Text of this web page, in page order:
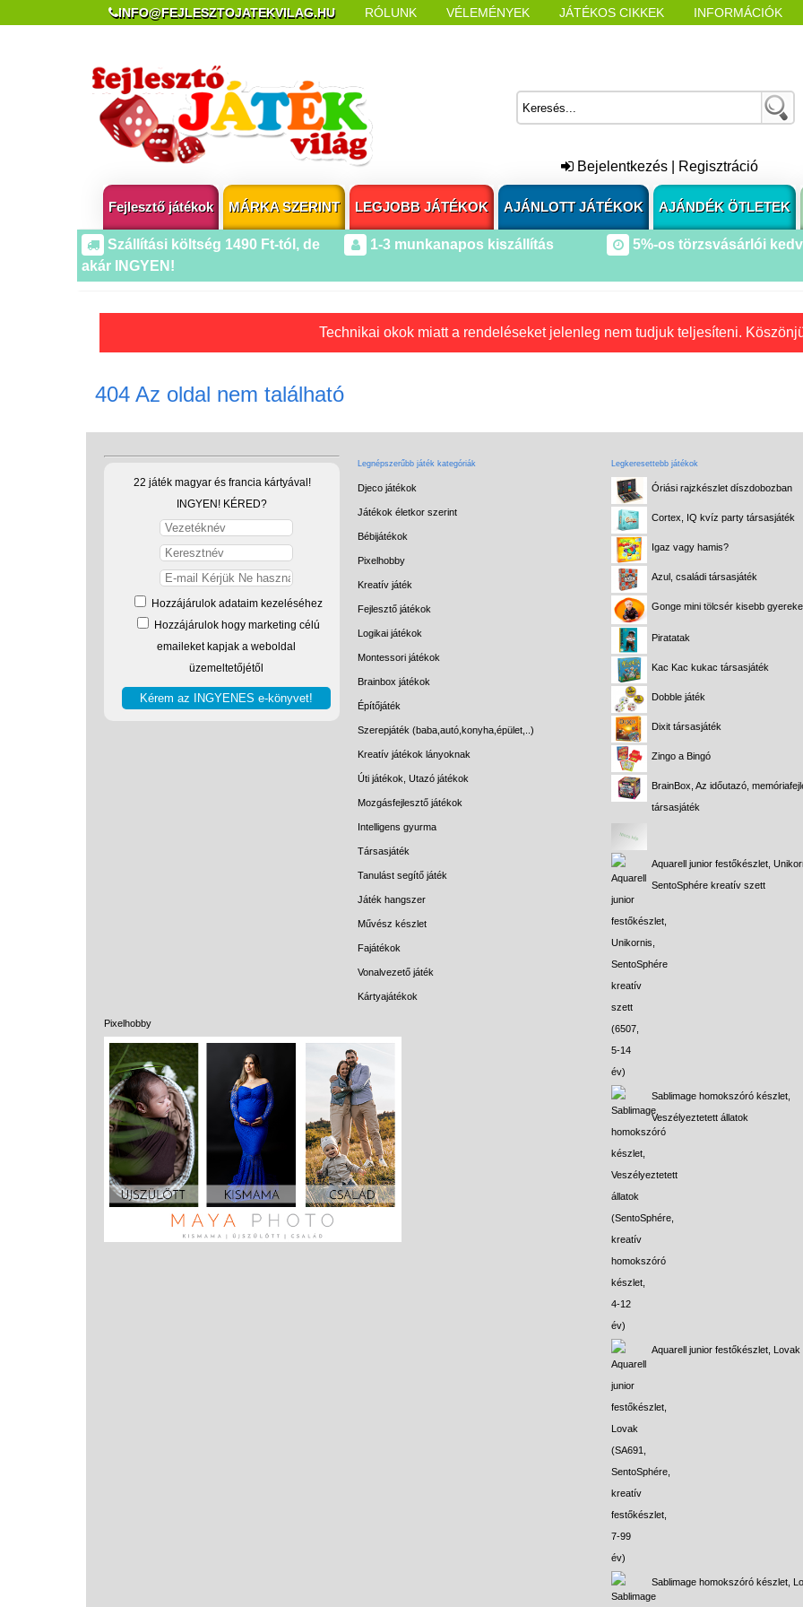
INFO@FEJLESZTOJATEKVILAG.HU RÓLUNK VÉLEMÉNYEK JÁTÉKOS CIKKEK INFORMÁCIÓK
Bejelentkezés Regisztráció
Fejlesztő játékok MÁRKA SZERINT LEGJOBB JÁTÉKOK AJÁNLOTT JÁTÉKOK AJÁNDÉK ÖTLETEK
Szállítási költség 1490 Ft-tól, de
akár INGYEN!
1-3 munkanapos kiszállítás 5%-os törzsvásárlói
Technikai okok miatt a rendeléseket jelenleg nem tudjuk teljesíteni.
404 Az oldal nem található
22 játék magyar és francia kártyával!
INGYEN! KÉRED?
Hozzájárulok adataim kezeléséhez
Hozzájárulok hogy marketing célú
emaileket kapjak a weboldal
üzemeltetőjétől
Pixelhobby
Legnépszerűbb játék kategóriák
Djeco játékok
Játékok életkor szerint
Bébijátékok
Pixelhobby
Kreatív játék
Fejlesztő játékok
Logikai játékok
Montessori játékok
Brainbox játékok
Építőjáték
Szerepjáték (baba,autó,konyha,épület,..)
Kreatív játékok lányoknak
Úti játékok, Utazó játékok
Mozgásfejlesztő játékok
Intelligens gyurma
Társasjáték
Tanulást segítő játék
Játék hangszer
Művész készlet
Fajátékok
Vonalvezető játék
Kártyajátékok
Legkeresettebb játékok
Óriási rajzkészlet díszdobozban
Cortex, IQ kvíz party társasjáték
Igaz vagy hamis?
Azul, családi társasjáték
Gonge mini tölcsér kisebb
Piratatak
Kac Kac kukac társasjáték
Dobble játék
Dixit társasjáték
Zingo a Bingó
BrainBox, Az időutazó,
társasjáték
Aquarell junior festőkészlet,
SentoSphére kreatív szett
Sablimage homokszóró készlet,
Veszélyeztetett állatok
Aquarell junior festőkészlet, Lovak
Sablimage homokszóró készlet,